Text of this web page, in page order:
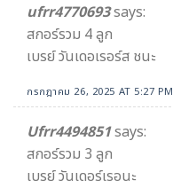
ufrr4770693says:
สกอร์รวม 4 ลูก
เบรย์ วันเดอเรอร์ส ชนะ
กรกฎาคม 26, 2025 AT 5:27 PM
Ufrr4494851says:
สกอร์รวม 3 ลูก
เบรย์ วันเดอร์เรอนะ